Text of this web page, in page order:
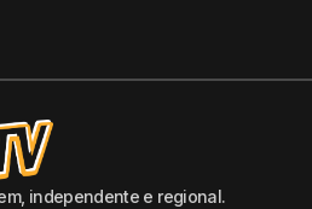
independente e regional.